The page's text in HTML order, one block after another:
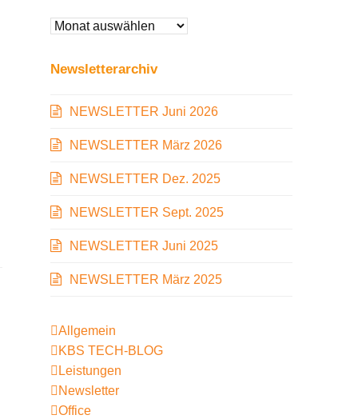
Beitragarchiv
Newsletterarchiv
NEWSLETTER Juni 2026
NEWSLETTER März 2026
NEWSLETTER Dez. 2025
NEWSLETTER Sept. 2025
NEWSLETTER Juni 2025
NEWSLETTER März 2025
Allgemein
KBS TECH-BLOG
Leistungen
Newsletter
Office